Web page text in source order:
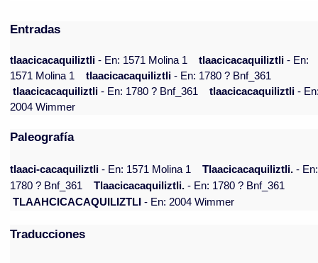
Entradas
tlaacicacaquiliztli- En: 1571 Molina 1 tlaacicacaquiliztli- En:
1571 Molina 1
tlaacicacaquiliztli- En: 1780 ? Bnf_361
tlaacicacaquiliztli- En: 1780 ? Bnf_361 tlaacicacaquiliztli-
2004 Wimmer
Paleografía
tlaaci-cacaquiliztli - En: 1571 Molina 1 Tlaacicacaquiliztli. - En:
1780 ? Bnf_361
Tlaacicacaquiliztli. - En: 1780 ? Bnf_361
TLAAHCICACAQUILIZTLI - En: 2004 Wimmer
Traducciones